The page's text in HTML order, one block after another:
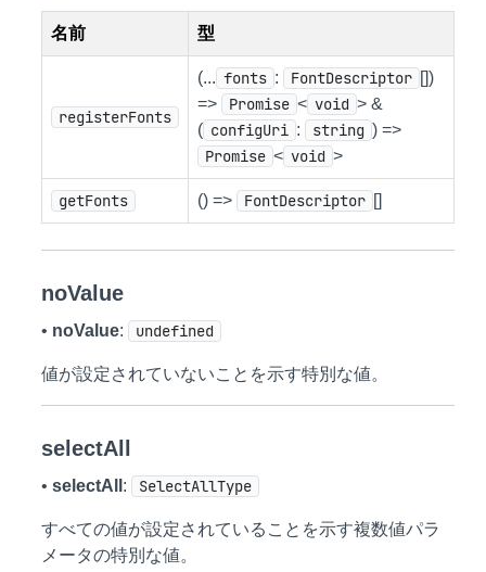
名前 型
registerFonts
(... fonts : FontDescriptor [])
=>
Promise < void > &
( configUri : string ) =>
Promise < void >
getFonts () => FontDescriptor []
noValue
• noValue: undefined
値が設定されていないことを示す特別な値。
selectAll
• selectAll : SelectAllType
すべての値が設定されていることを示す複数値パラ
メータの特別な値。